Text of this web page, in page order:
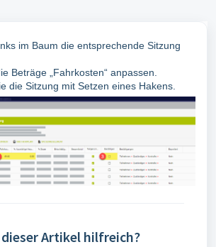
im Baum die entsprechende Sitzung
Beträge „Fahrkosten“ anpassen.
die Sitzung mit Setzen eines Hakens.
dieser Artikel hilfreich?